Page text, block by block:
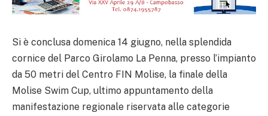
Si è conclusa domenica 14 giugno, nella splendida
cornice del Parco Girolamo La Penna, presso l’impianto
da 50 metri del Centro FIN Molise, la finale della
Molise Swim Cup, ultimo appuntamento della
manifestazione regionale riservata alle categorie